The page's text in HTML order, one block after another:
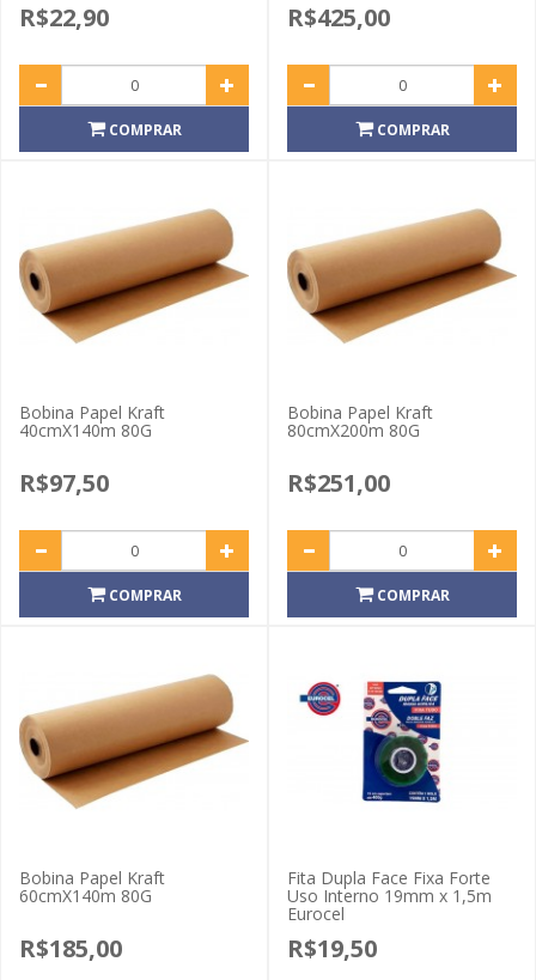
R$22,90
COMPRAR
R$425,00
COMPRAR
Bobina Papel Kraft
40cmX140m 80G
R$97,50
COMPRAR
Bobina Papel Kraft
80cmX200m 80G
R$251,00
COMPRAR
Bobina Papel Kraft
60cmX140m 80G
R$185,00
Fita Dupla Face Fixa Forte
Uso Interno 19mm x 1,5m
Eurocel
R$19,50